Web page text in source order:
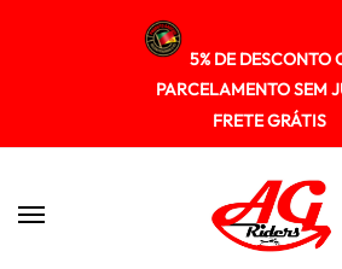
5% DE DESCONTO
PARCELAMENTO SEM
FRETE GRÁTIS